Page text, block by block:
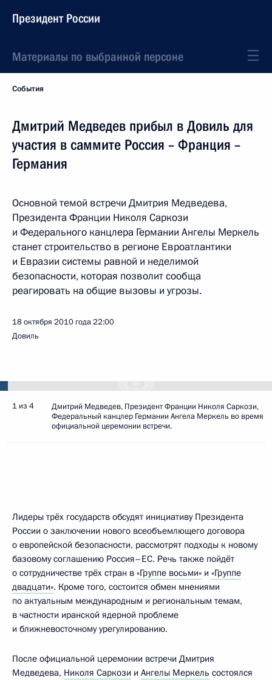
Президент России
Материалы по выбранной персоне
События
Дмитрий Медведев прибыл в Довиль для
участия в саммите Россия – Франция –
Германия
Основной темой встречи Дмитрия Медведева,
Президента Франции Николя Саркози
и Федерального канцлера Германии Ангелы Меркель
станет строительство в регионе Евроатлантики
и Евразии системы равной и неделимой
безопасности, которая позволит сообща
реагировать на общие вызовы и угрозы.
18 октября 2010 года22:00
Довиль
1 из 4
Дмитрий Медведев, Президент Франции Николя Саркози,
Федеральный канцлер Германии Ангела Меркель во время
официальной церемонии встречи.
Лидеры трёх государств обсудят инициативу Президента
России о заключении нового всеобъемлющего договора
о европейской безопасности, рассмотрят подходы к новому
базовому соглашению Россия–ЕС. Речь также пойдёт
о сотрудничестве трёх стран в «Группе восьми» и «Группе
двадцати». Кроме того, состоится обмен мнениями
по актуальным международным и региональным темам,
в частности иранской ядерной проблеме
и ближневосточному урегулированию.
После официальной церемонии встречи Дмитрия
Медведева, Николя Саркози и Ангелы Меркель состоялся